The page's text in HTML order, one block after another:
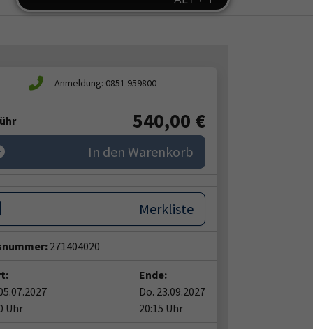
Anmeldung: 0851 959800
540,00 €
In den Warenkorb
Merkliste
271404020
Uhr
Ende:
Do. 23.09.2027
20:15 Uhr